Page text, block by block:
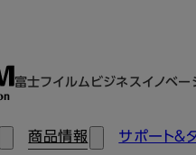
富士フイルムビジネスイノベー
商品情報 サポート＆